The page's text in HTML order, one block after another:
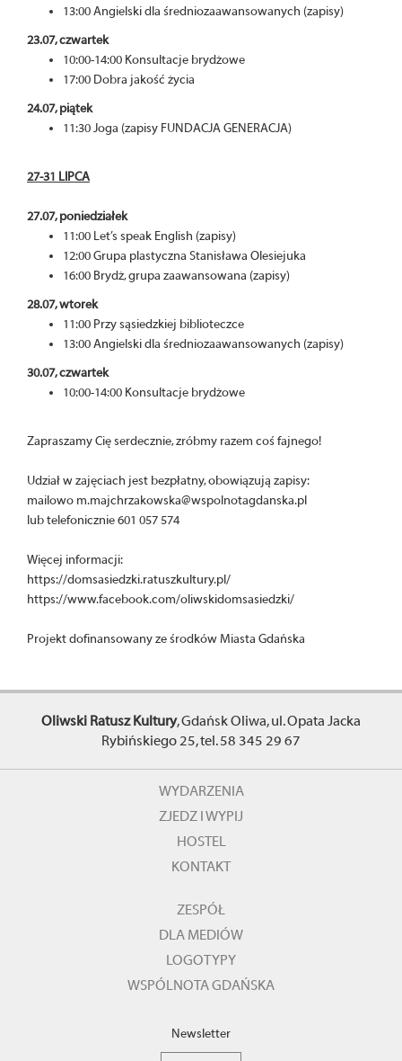
13:00 Angielski dla średniozaawansowanych (zapisy)
23.07, czwartek
10:00-14:00 Konsultacje brydżowe
17:00 Dobra jakość życia
24.07, piątek
11:30 Joga (zapisy FUNDACJA GENERACJA)
27-31 LIPCA
27.07, poniedziałek
11:00 Let’s speak English (zapisy)
12:00 Grupa plastyczna Stanisława Olesiejuka
16:00 Brydż, grupa zaawansowana (zapisy)
28.07, wtorek
11:00 Przy sąsiedzkiej biblioteczce
13:00 Angielski dla średniozaawansowanych (zapisy)
30.07, czwartek
10:00-14:00 Konsultacje brydżowe
Zapraszamy Cię serdecznie, zróbmy razem coś fajnego!
Udział w zajęciach jest bezpłatny, obowiązują zapisy:
mailowo m.majchrzakowska@wspolnotagdanska.pl
lub telefonicznie 601 057 574
Więcej informacji:
https://domsasiedzki.ratuszkultury.pl/
https://www.facebook.com/oliwskidomsasiedzki/
Projekt dofinansowany ze środków Miasta Gdańska
Oliwski Ratusz Kultury, Gdańsk Oliwa, ul. Opata Jacka
Rybińskiego 25, tel. 58 345 29 67
WYDARZENIA
ZJEDZ I WYPIJ
HOSTEL
KONTAKT
ZESPÓŁ
DLA MEDIÓW
LOGOTYPY
WSPÓLNOTA GDAŃSKA
Newsletter